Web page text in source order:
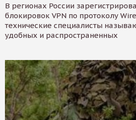
В регионах России
блокировок VPN по протоколу
технические специалисты
удобных и распространенных